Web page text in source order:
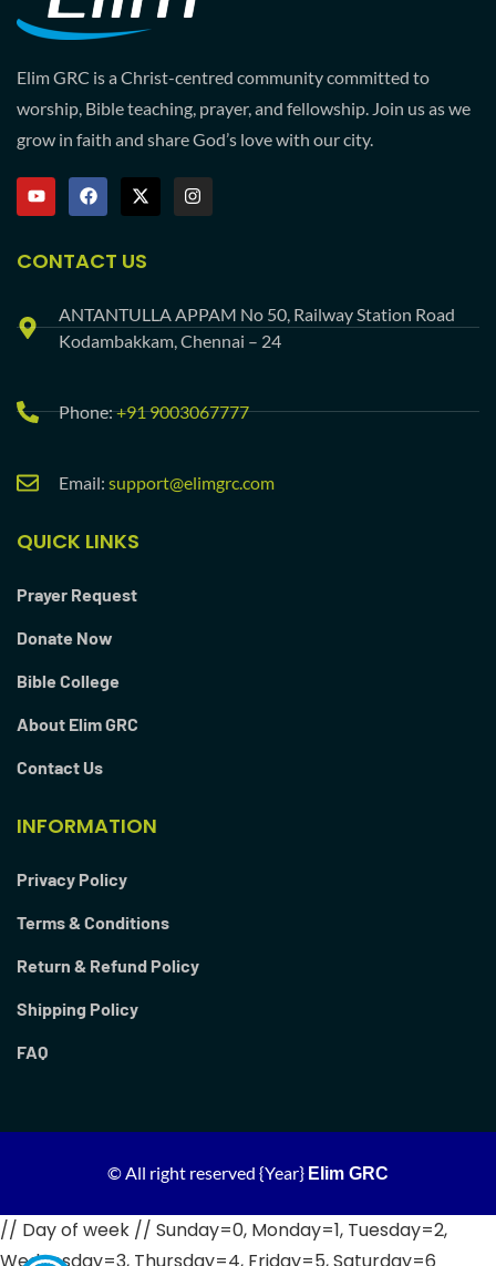
Elim GRC is a Christ-centred community committed to
worship, Bible teaching, prayer, and fellowship. Join us as we
grow in faith and share God’s love with our city.
CONTACT US
ANTANTULLA APPAM No 50, Railway Station Road
Kodambakkam, Chennai – 24
Phone:+91 9003067777
Email: support@elimgrc.com
QUICK LINKS
Prayer Request
Donate Now
Bible College
About Elim GRC
Contact Us
INFORMATION
Privacy Policy
Terms & Conditions
Return & Refund Policy
Shipping Policy
FAQ
© All right reserved {Year} Elim GRC
// Day of week // Sunday=0, Monday=1, Tuesday=2,
Wednesday=3, Thursday=4, Friday=5, Saturday=6